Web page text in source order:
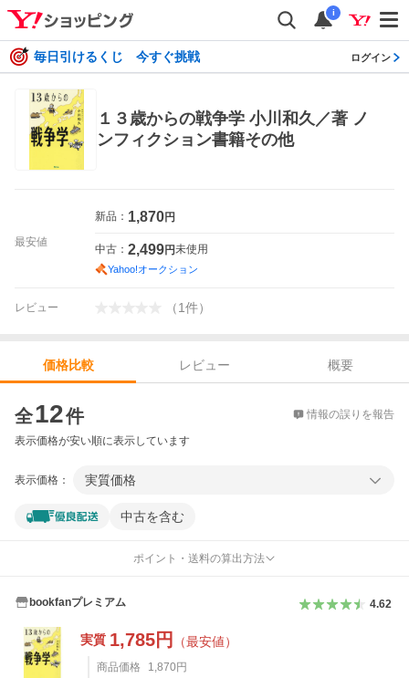
i
毎日引けるくじ 今すぐ挑戦 ログイン
１３歳からの戦争学 小川和久／著 ノ
ンフィクション書籍その他
最安値
新品： 1,870円
中古： 2,499円未使用
Yahoo!オークション
レビュー （1件）
価格比較 レビュー
概要
全12件 情報の誤りを報告
表示価格が安い順に表示しています
表示価格： 実質価格
中古を含む
ポイント・送料の算出方法
bookfanプレミアム 4.62
実質 1,785円 （最安値）
商品価格 1,870 円